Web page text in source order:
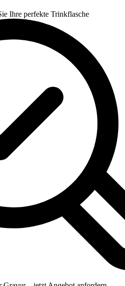
Ihre perfekte Trinkflasche